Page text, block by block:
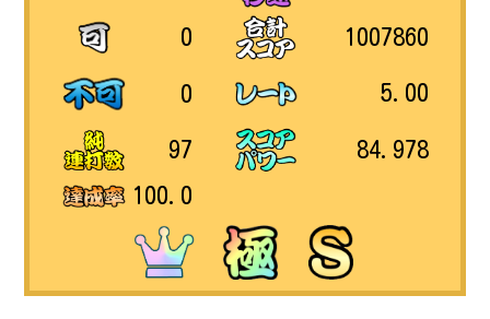
0
0
97
100.0
1007860
5.00
84.978